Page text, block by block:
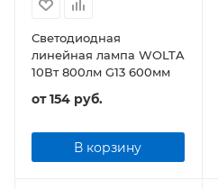
Светодиодная
линейная лампа WOLTA
10Вт 800лм G13 600мм
от154 руб.
В корзину